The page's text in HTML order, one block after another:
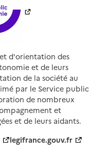
d'orientation des
et de leurs
de la société au
par le Service public
de nombreux
et
et de leurs aidants.
legifrance.gouv.fr